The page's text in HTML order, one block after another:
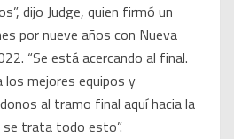
dijo Judge, quien firmó un
por nueve años con Nueva
“Se está acercando al final.
mejores equipos y
al tramo final aquí hacia la
trata todo esto”.